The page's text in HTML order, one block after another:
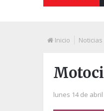
Inicio
lunes 14 de